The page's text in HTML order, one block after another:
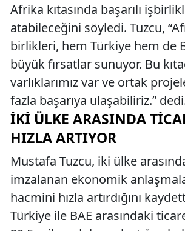
Afrika kıtasında başarılı
atabileceğini söyledi. Tuzcu,
birlikleri, hem Türkiye hem de
büyük fırsatlar sunuyor. Bu
varlıklarımız var ve ortak
fazla başarıya ulaşabiliriz.”
İKI ÜLKE ARASINDA
HIZLA ARTIYOR
Mustafa Tuzcu, iki ülke
imzalanan ekonomik
hacmini hızla artırdığını
Türkiye ile BAE arasındaki